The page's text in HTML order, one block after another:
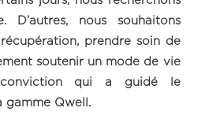
D’autres, nous souhaitons
prendre soin de
soutenir un mode de vie
qui a guidé le
gamme Qwell.